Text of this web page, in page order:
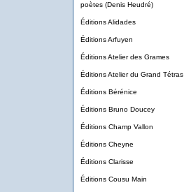
poètes (Denis Heudré)
Éditions Alidades
Éditions Arfuyen
Éditions Atelier des Grames
Éditions Atelier du Grand Tétras
Éditions Bérénice
Éditions Bruno Doucey
Éditions Champ Vallon
Éditions Cheyne
Éditions Clarisse
Éditions Cousu Main